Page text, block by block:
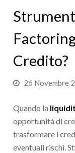
Credito?
26 Novembre
Quando la
opportunità di
trasformare i
eventuali rischi.